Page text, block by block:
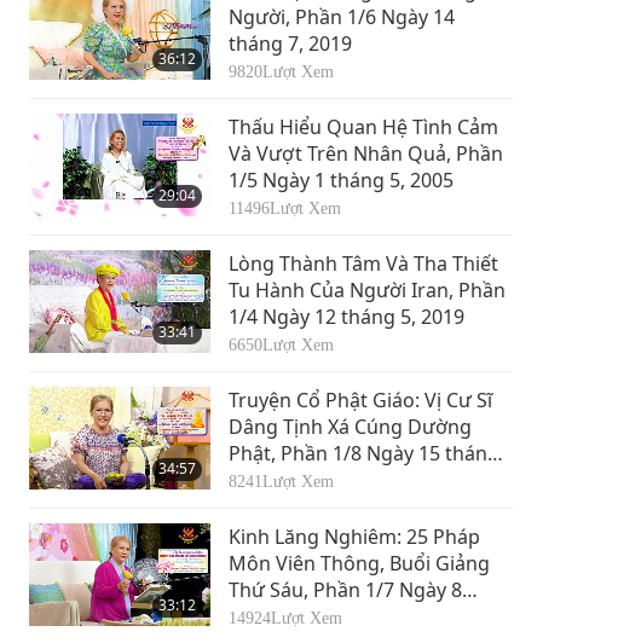
36:12
Người, Phần 1/6 Ngày 14
tháng 7, 2019
9820Lượt Xem
29:04
Thấu Hiểu Quan Hệ Tình Cảm
Và Vượt Trên Nhân Quả, Phần
1/5 Ngày 1 tháng 5, 2005
11496Lượt Xem
33:41
Lòng Thành Tâm Và Tha Thiết
Tu Hành Của Người Iran, Phần
1/4 Ngày 12 tháng 5, 2019
6650Lượt Xem
34:57
Truyện Cổ Phật Giáo: Vị Cư Sĩ
Dâng Tịnh Xá Cúng Dường
Phật, Phần 1/8 Ngày 15 tháng
8, 2015
8241Lượt Xem
33:12
Kinh Lăng Nghiêm: 25 Pháp
Môn Viên Thông, Buổi Giảng
Thứ Sáu, Phần 1/7 Ngày 8
tháng 4, năm 2019
14924Lượt Xem